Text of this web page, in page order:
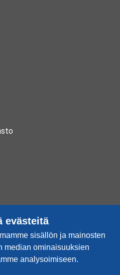
evästeitä
sisällön ja mainosten
median ominaisuuksien
analysoimiseen.